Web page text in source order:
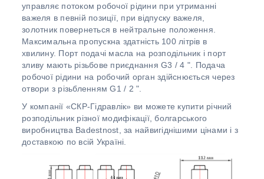
управляє потоком робочої рідини при утриманні
важеля в певній позиції, при відпуску важеля,
золотник повернеться в нейтральне положення.
Максимальна пропускна здатність 100 літрів в
хвилину. Порт подачі масла на розподільник і порт
зливу мають різьбове приєднання G3 / 4 ". Подача
робочої рідини на робочий орган здійснюється через
отвори з різьбленням G1 / 2 ".
У компанії «СКР-Гідравлік» ви можете купити річний
розподільник різної модифікації, болгарського
виробництва Badestnost, за найвигіднішими цінами і з
доставкою по всій Україні.